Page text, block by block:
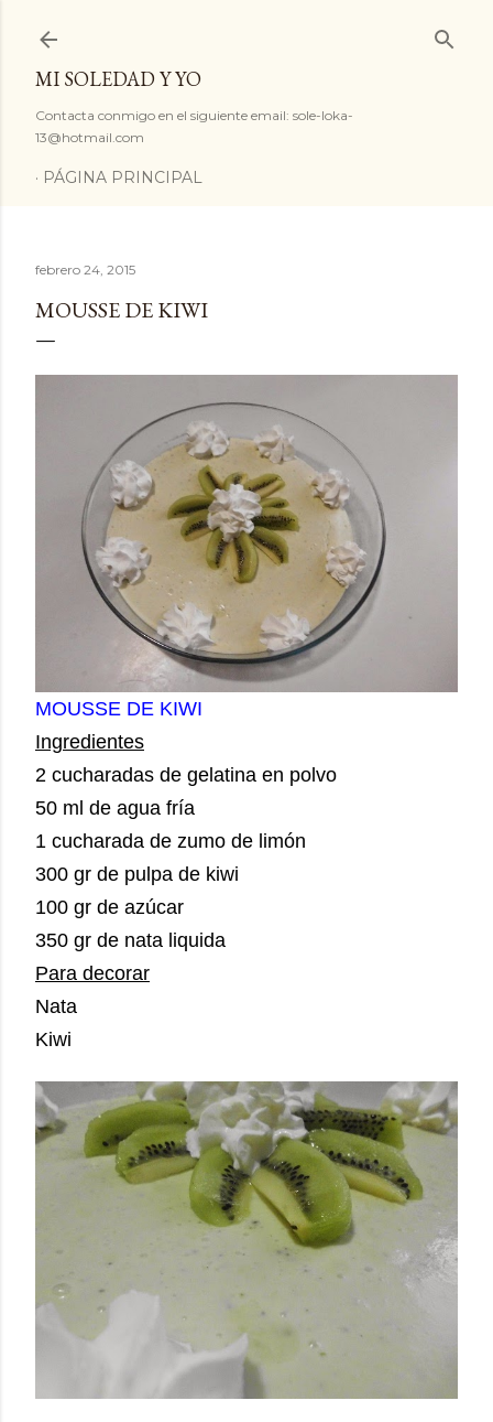
MI SOLEDAD Y YO
Contacta conmigo en el siguiente email: sole-loka-
13@hotmail.com
PÁGINA PRINCIPAL
febrero 24, 2015
MOUSSE DE KIWI
MOUSSE DE KIWI
Ingredientes
2 cucharadas de gelatina en polvo
50 ml de agua fría
1 cucharada de zumo de limón
300 gr de pulpa de kiwi
100 gr de azúcar
350 gr de nata liquida
Para decorar
Nata
Kiwi